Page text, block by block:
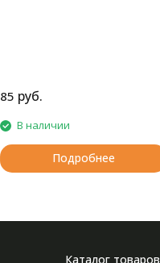
85 руб.
В наличии
Подробнее
Каталог товаров